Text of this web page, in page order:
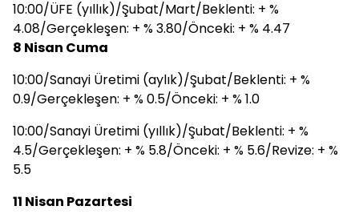
10:00/ÜFE (yıllık)/Şubat/Mart/Beklenti: + %
4.08/Gerçekleşen: + % 3.80/Önceki: + % 4.47
8 Nisan Cuma
10:00/Sanayi Üretimi (aylık)/Şubat/Beklenti: + %
0.9/Gerçekleşen: + % 0.5/Önceki: + % 1.0
10:00/Sanayi Üretimi (yıllık)/Şubat/Beklenti: + %
4.5/Gerçekleşen: + % 5.8/Önceki: + % 5.6/Revize: + %
5.5
11 Nisan Pazartesi